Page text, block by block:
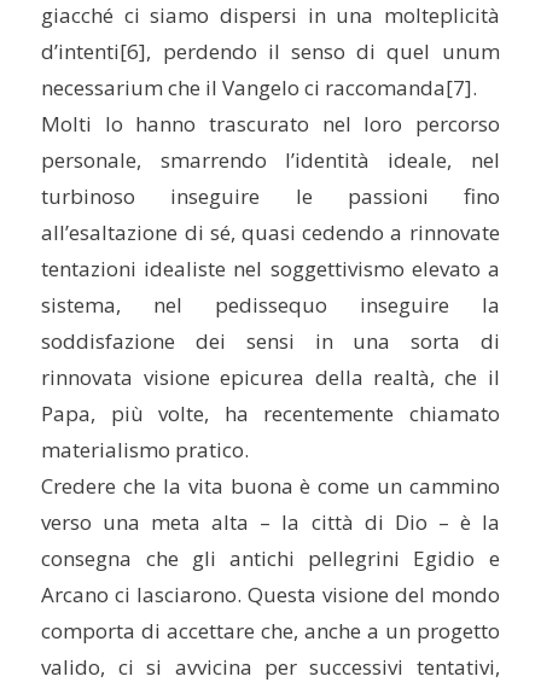
giacché ci siamo dispersi in una molteplicità
d’intenti[6], perdendo il senso di quel unum
necessarium che il Vangelo ci raccomanda[7].
Molti lo hanno trascurato nel loro percorso
personale, smarrendo l’identità ideale, nel
turbinoso inseguire le passioni fino
all’esaltazione di sé, quasi cedendo a rinnovate
tentazioni idealiste nel soggettivismo elevato a
sistema, nel pedissequo inseguire la
soddisfazione dei sensi in una sorta di
rinnovata visione epicurea della realtà, che il
Papa, più volte, ha recentemente chiamato
materialismo pratico.
Credere che la vita buona è come un cammino
verso una meta alta – la città di Dio – è la
consegna che gli antichi pellegrini Egidio e
Arcano ci lasciarono. Questa visione del mondo
comporta di accettare che, anche a un progetto
valido, ci si avvicina per successivi tentativi,